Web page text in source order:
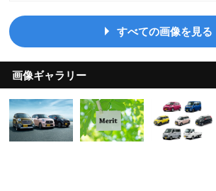
すべての画像を見る
画像ギャラリー